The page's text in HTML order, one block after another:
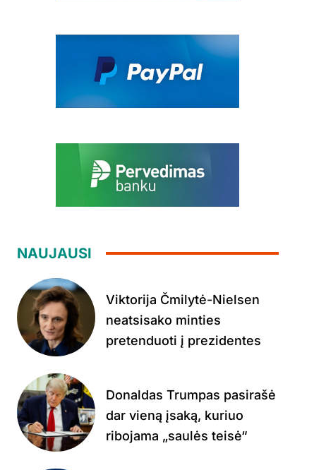
NAUJAUSI
Viktorija Čmilytė-Nielsen
neatsisako minties
pretenduoti į prezidentes
Donaldas Trumpas pasirašė
dar vieną įsaką, kuriuo
ribojama „saulės teisė“